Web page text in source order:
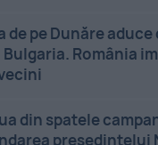
de pe Dunăre
România
din spatele
președintelui